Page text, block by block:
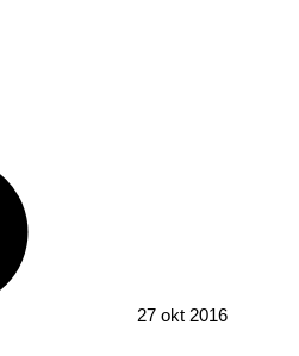
27 okt 2016